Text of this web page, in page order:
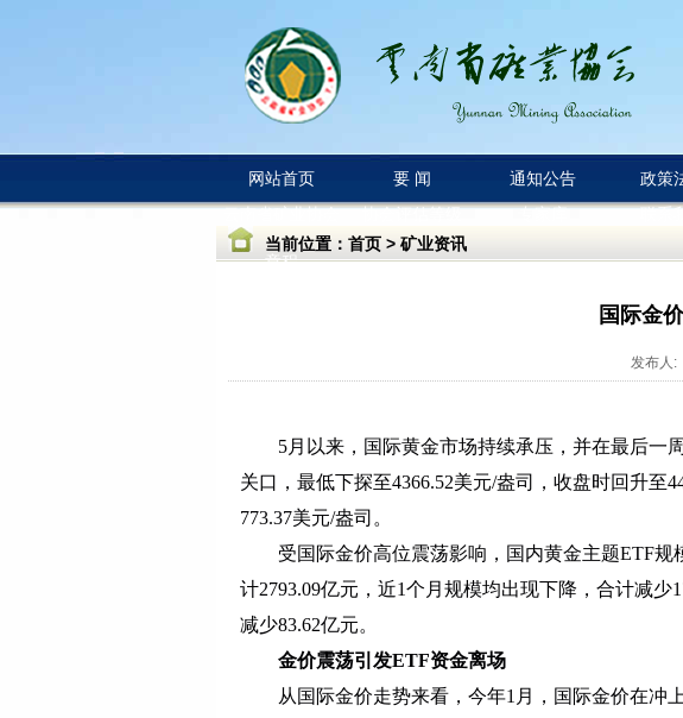
网站首页 要 闻 通知公告 政策
云南省矿业协会
章程
协会评估等级 专家库
联系
当前位置： 首页 >矿业资讯
国际金
发布人:
5月以来，国际黄金市场持续承压，并在最后一周
关口，最低下探至4366.52美元/盎司，收盘时回升至
773.37美元/盎司。
受国际金价高位震荡影响，国内黄金主题ETF规
计2793.09亿元，近1个月规模均出现下降，合计减
减少83.62亿元。
金价震荡引发ETF资金离场
从国际金价走势来看，今年1月，国际金价在冲上